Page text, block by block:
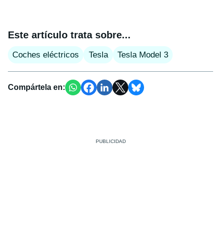
Este artículo trata sobre...
Coches eléctricos Tesla Tesla Model 3
Compártela en: